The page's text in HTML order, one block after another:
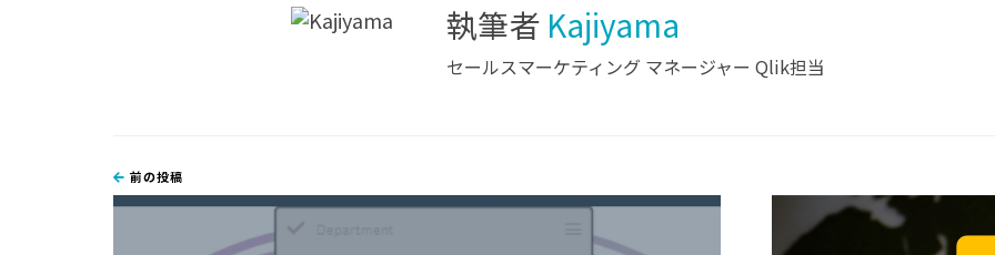
執筆者 Kajiyama
セールスマーケティング マネージャー Qlik担当
前の投稿